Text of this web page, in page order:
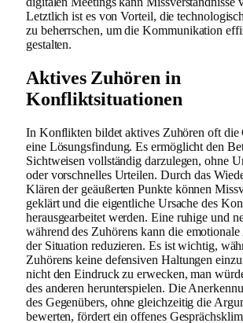
Letztlich ist es von Vorteil, die
zu beherrschen, um die Kommunikation
gestalten.
Aktives Zuhören in
Konfliktsituationen
In Konflikten bildet aktives Zuhören oft die
eine Lösungsfindung. Es ermöglicht den
Sichtweisen vollständig darzulegen, ohne
oder vorschnelles Urteilen. Durch das
Klären der geäußerten Punkte können
geklärt und die eigentliche Ursache des
herausgearbeitet werden. Eine ruhige und
während des Zuhörens kann die
der Situation reduzieren. Es ist wichtig,
Zuhörens keine defensiven Haltungen
nicht den Eindruck zu erwecken, man
des anderen herunterspielen. Die
des Gegenübers, ohne gleichzeitig die
bewerten, fördert ein offenes